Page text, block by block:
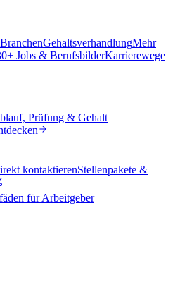
GehaltsverhandlungMehr
+ Jobs & BerufsbilderKarrierewege
Prüfung & Gehalt
kontaktierenStellenpakete &
für Arbeitgeber